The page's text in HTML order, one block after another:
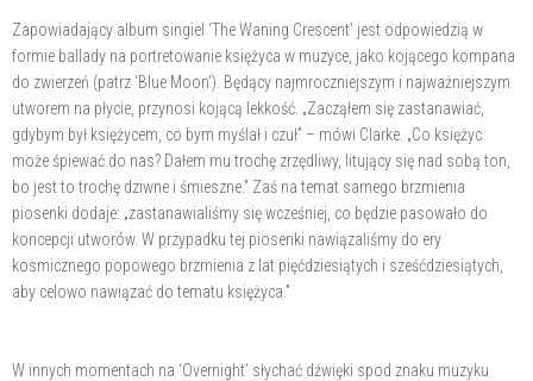
Zapowiadający album singiel ‘The Waning Crescent’ jest odpowiedzią w
formie ballady na portretowanie księżyca w muzyce, jako kojącego kompana
do zwierzeń (patrz ‘Blue Moon’). Będący najmroczniejszym i najważniejszym
utworem na płycie, przynosi kojącą lekkość. „Zacząłem się zastanawiać,
gdybym był księżycem, co bym myślał i czuł” – mówi Clarke. „Co księżyc
może śpiewać do nas? Dałem mu trochę zrzędliwy, litujący się nad sobą ton,
bo jest to trochę dziwne i śmieszne.” Zaś na temat samego brzmienia
piosenki dodaje: „zastanawialiśmy się wcześniej, co będzie pasowało do
koncepcji utworów. W przypadku tej piosenki nawiązaliśmy do ery
kosmicznego popowego brzmienia z lat pięćdziesiątych i sześćdziesiątych,
aby celowo nawiązać do tematu księżyca.”
W innych momentach na ‘Overnight’ słychać dźwięki spod znaku muzyku